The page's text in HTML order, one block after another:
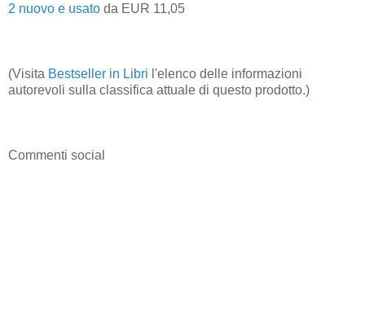
2 nuovo e usato da EUR 11,05
(Visita Bestseller in Libri l'elenco delle informazioni
autorevoli sulla classifica attuale di questo prodotto.)
Commenti social